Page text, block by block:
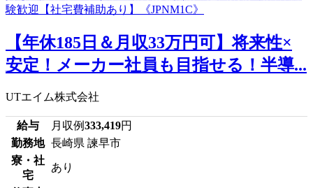
【年休185日＆月収33万円可】将来性×
安定！メーカー社員も目指せる！半導...
UTエイム株式会社
給与 月収例333,419円
勤務地 長崎県 諫早市
寮・社
宅
あり